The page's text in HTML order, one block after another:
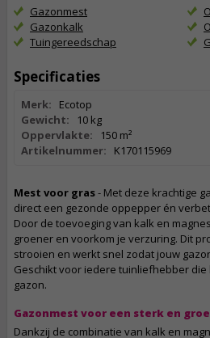
Gazonmest
Gazonkalk
Tuingereedschap
Specificaties
Merk:
Ecotop
Gewicht:
10 kg
Oppervlakte:
150 m²
Artikelnummer:
K170115969
Mest voor gras- Met deze krachtige
direct een gezonde oppepper én
Door de toevoeging van kalk en
groener en voorkom je verzuring. Dit
strooien en werkt snel zodat jouw
Geschikt voor iedere tuinliefhebber
gazon.
Gazonmest voor een sterk en
Dankzij de combinatie van kalk en